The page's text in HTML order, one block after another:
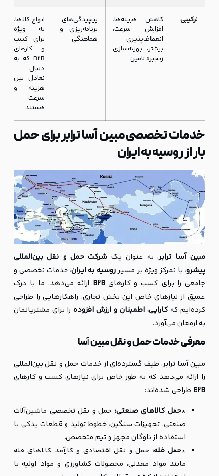
ترکیبی
کاهش هزینه‌ها،
افزایش سرعت،
انعطاف‌پذیری
بیشتر، بهینه‌سازی
زنجیره تامین
پیچیدگی‌های
برنامه‌ریزی و
هماهنگی
انواع کالاها،
به ویژه
برای کسب
و کارهای
B2B که به
دنبال
تعادل بین
هزینه و
سرعت
هستند
خدمات تخصصی مبین آسا ترابر برای حمل
بار از روسیه به ایران
مبین آسا ترابر، به عنوان یک شرکت حمل و نقل بین‌المللی
پیشرو، با تمرکز ویژه بر مسیرروسیه به ایران، خدمات تخصصی و
جامعی را برای کسب و کارهایB2B ارائه می‌دهد. ما با درک
عمیق از نیازهای خاص این بخش تجاری، راهکارهایی را طراحی
کرده‌ایم که کارایی، اطمینان و ارزش افزوده را برای مشتریانمان
به ارمغان می‌آورد.
معرفی خدمات حمل و نقل مبین آسا
مبین آسا ترابر، طیف گسترده‌ای از خدمات حمل و نقل بین‌المللی
را ارائه می‌دهد که به طور خاص برای نیازهای کسب و کارهای
B2B طراحی شده‌اند:
*حمل کالاهای صنعتی: حمل و نقل تخصصی ماشین‌آلات
صنعتی، تجهیزات سنگین، خطوط تولید و قطعات یدکی با
استفاده از ناوگان مجهز و تیم متخصص.
*حمل فله: حمل و نقل اقتصادی و کارآمد کالاهای فله
مانند مواد معدنی، محصولات کشاورزی و مواد اولیه با